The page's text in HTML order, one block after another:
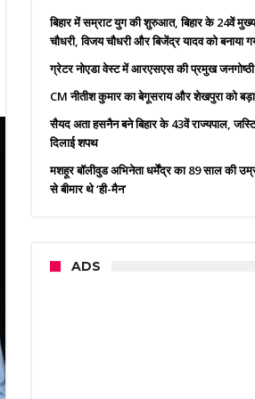
बिहार में सम्राट युग की शुरुआत, बिहार के 24वें
चौधरी, विजय चौधरी और बिजेंद्र यादव को बनाया
ग्रेटर नोएडा वेस्ट में आरएसएस की प्रमुख
CM नीतीश कुमार का बेगूसराय और शेखपुरा को
सैयद अता हसनैन बने बिहार के 43वें राज्यपाल,
दिलाई शपथ
मशहूर बॉलीवुड अभिनेता धर्मेंद्र का 89 साल की
से बीमार थे ‘ही-मैन’
ADS